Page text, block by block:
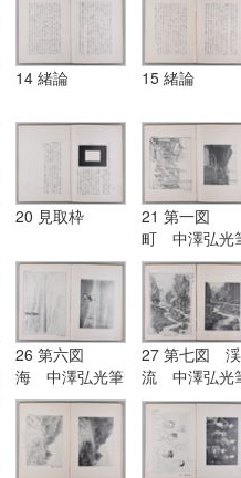
14 緒論 15 緒論
20 見取枠
21 第一図
町 中澤弘光
26 第六図
海 中澤弘光筆
27 第七図 渓
流 中澤弘光